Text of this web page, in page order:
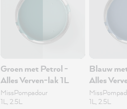
Groen met Petrol -
Alles Verven-lak 1L
MissPompadour
1L, 2.5L
Blauw
Alles
1L, 2.5L